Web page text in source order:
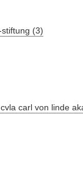
(3)
carl von linde